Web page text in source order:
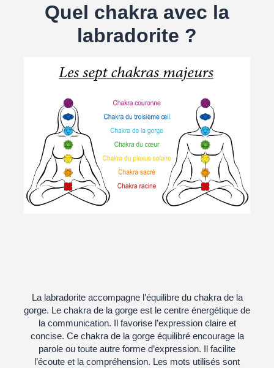
Quel chakra avec la
labradorite ?
La labradorite accompagne l’équilibre du chakra de la
gorge. Le chakra de la gorge est le centre énergétique de
la communication. Il favorise l’expression claire et
concise. Ce chakra de la gorge équilibré encourage la
parole ou toute autre forme d’expression. Il facilite
l’écoute et la compréhension. Les mots utilisés sont